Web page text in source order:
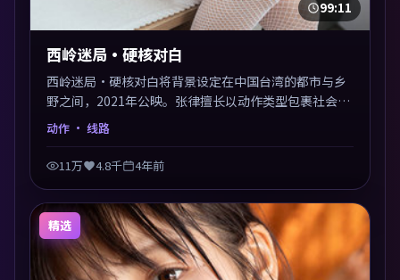
99:11
西岭迷局·硬核对白
西岭迷局·硬核对白将背景设定在中国台湾的都市与乡
野之间，2021年公映。张律擅长以动作类型包裹社会议
题，节奏张弛有度，留白处耐人寻味。剪辑利落，悬念
动作 · 线路
11万 4.8千 4年前
精选